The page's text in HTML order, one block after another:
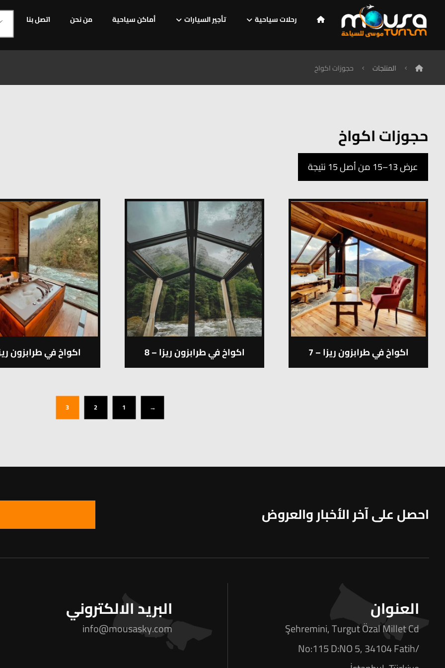
رحلات سياحية تأجير السيارات أماكن سياحية من نحن اتصل بنا
المنتجات حجوزات اكواخ
حجوزات اكواخ
عرض 13–15 من أصل 15 نتيجة
اكواخ في طرابزون ريزا – 7 اكواخ في طرابزون ريزا – 8 اكواخ في طرابزون
→
1
2
3
احصل على آخر الأخبار والعروض
البريد الالكتروني
info@mousasky.com
العنوان
Şehremini, Turgut Özal Millet Cd
No:115 D:NO 5, 34104 Fatih/